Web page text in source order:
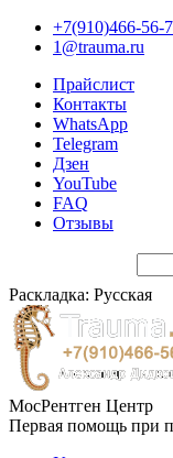
+7(910)466-56-
1@trauma.ru
Прайслист
Контакты
WhatsApp
Telegram
Дзен
YouTube
FAQ
Отзывы
Раскладка: Русская
МосРентген Центр
Первая помощь при